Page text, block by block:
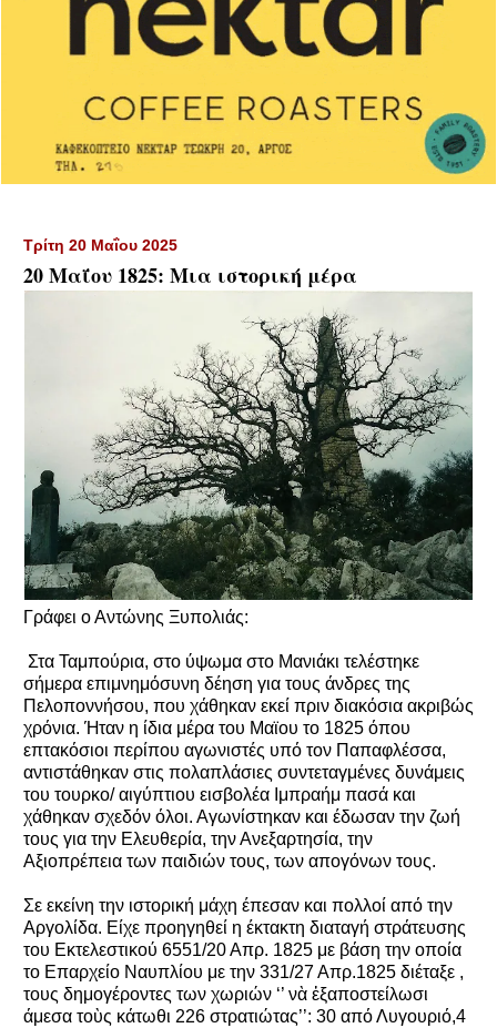
Τρίτη 20 Μαΐου 2025
20 Μαΐου 1825: Μια ιστορική μέρα
Γράφει ο Αντώνης Ξυπολιάς:
Στα Ταμπούρια, στο ύψωμα στο Μανιάκι τελέστηκε
σήμερα επιμνημόσυνη δέηση για τους άνδρες της
Πελοποννήσου, που χάθηκαν εκεί πριν διακόσια ακριβώς
χρόνια. Ήταν η ίδια μέρα του Μαϊου το 1825 όπου
επτακόσιοι περίπου αγωνιστές υπό τον Παπαφλέσσα,
αντιστάθηκαν στις πολαπλάσιες συντεταγμένες δυνάμεις
του τουρκο/ αιγύπτιου εισβολέα Ιμπραήμ πασά και
χάθηκαν σχεδόν όλοι. Αγωνίστηκαν και έδωσαν την ζωή
τους για την Ελευθερία, την Ανεξαρτησία, την
Αξιοπρέπεια των παιδιών τους, των απογόνων τους.
Σε εκείνη την ιστορική μάχη έπεσαν και πολλοί από την
Αργολίδα. Είχε προηγηθεί η έκτακτη διαταγή στράτευσης
του Εκτελεστικού 6551/20 Απρ. 1825 με βάση την οποία
το Επαρχείο Ναυπλίου με την 331/27 Απρ.1825 διέταξε ,
τους δημογέροντες των χωριών ‘’ νὰ ἐξαποστείλωσι
άμεσα τοὺς κάτωθι 226 στρατιώτας’’: 30 από Λυγουριό,4